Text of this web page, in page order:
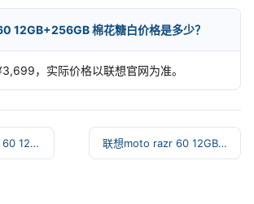
12GB+256GB 棉花糖白价格是多少？
，实际价格以联想官网为准。
← 联想moto razr 60 12GB+256GB 冰淇淋绿 联想moto razr 60 12GB+256GB 午夜苍蓝 →